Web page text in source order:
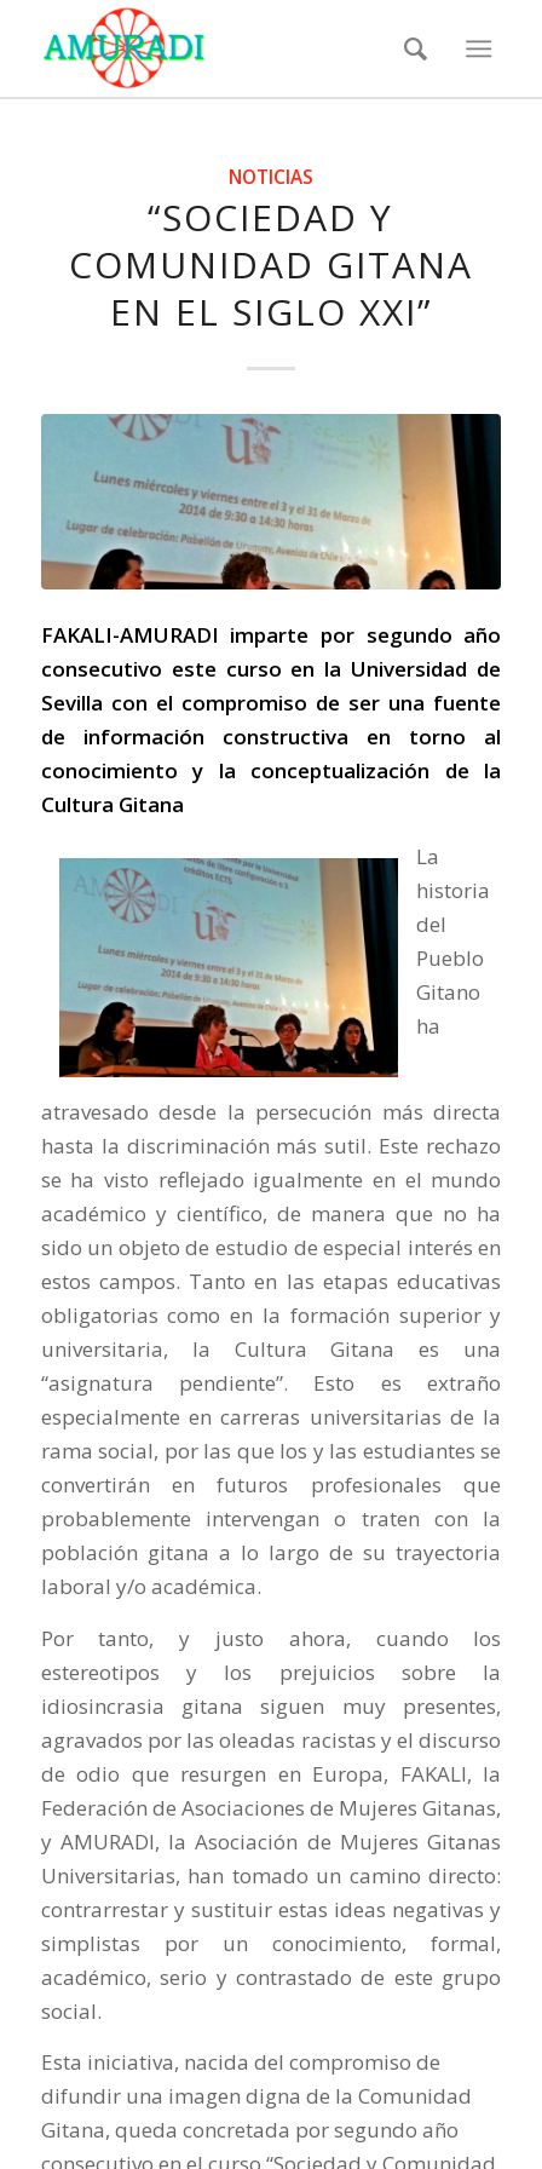
NOTICIAS
“SOCIEDAD Y
COMUNIDAD GITANA
EN EL SIGLO XXI”
FAKALI-AMURADI imparte por segundo año
consecutivo este curso en la Universidad de
Sevilla con el compromiso de ser una fuente
de información constructiva en torno al
conocimiento y la conceptualización de la
Cultura Gitana
La
historia
del
Pueblo
Gitano
ha
atravesado desde la persecución más directa
hasta la discriminación más sutil. Este rechazo
se ha visto reflejado igualmente en el mundo
académico y científico, de manera que no ha
sido un objeto de estudio de especial interés en
estos campos. Tanto en las etapas educativas
obligatorias como en la formación superior y
universitaria, la Cultura Gitana es una
“asignatura pendiente”. Esto es extraño
especialmente en carreras universitarias de la
rama social, por las que los y las estudiantes se
convertirán en futuros profesionales que
probablemente intervengan o traten con la
población gitana a lo largo de su trayectoria
laboral y/o académica.
Por tanto, y justo ahora, cuando los
estereotipos y los prejuicios sobre la
idiosincrasia gitana siguen muy presentes,
agravados por las oleadas racistas y el discurso
de odio que resurgen en Europa, FAKALI, la
Federación de Asociaciones de Mujeres Gitanas,
y AMURADI, la Asociación de Mujeres Gitanas
Universitarias, han tomado un camino directo:
contrarrestar y sustituir estas ideas negativas y
simplistas por un conocimiento, formal,
académico, serio y contrastado de este grupo
social.
Esta iniciativa, nacida del compromiso de
difundir una imagen digna de la Comunidad
Gitana, queda concretada por segundo año